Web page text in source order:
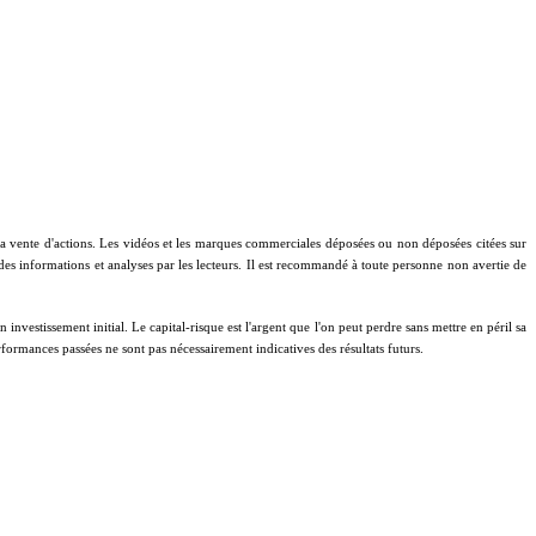
d'actions. Les vidéos et les marques commerciales déposées ou non déposées citées sur
informations et analyses par les lecteurs. Il est recommandé à toute personne non avertie de
initial. Le capital-risque est l'argent que l'on peut perdre sans mettre en péril sa
passées ne sont pas nécessairement indicatives des résultats futurs.